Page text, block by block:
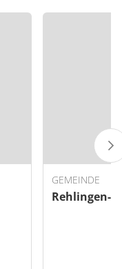
GEMEINDE
Rehlingen-